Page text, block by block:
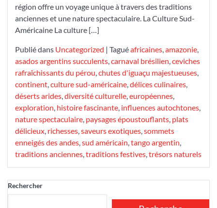
région offre un voyage unique à travers des traditions
anciennes et une nature spectaculaire. La Culture Sud-
Américaine La culture […]
Publié dans Uncategorized | Taguéafricaines,amazonie,
asados argentins succulents,carnaval brésilien,ceviches
rafraîchissants du pérou,chutes d'iguaçu majestueuses,
continent,culture sud-américaine,délices culinaires,
déserts arides,diversité culturelle,européennes,
exploration, histoire fascinante, influences autochtones,
nature spectaculaire, paysages époustouflants, plats
délicieux, richesses,saveurs exotiques,sommets
enneigés des andes,sud américain,tango argentin,
traditions anciennes,traditions festives,trésors naturels
Rechercher